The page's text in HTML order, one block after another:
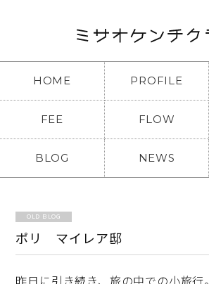
HOME PROFILE
FEE FLOW
BLOG NEWS
OLD BLOG
ポリ マイレア邸
昨日に引き続き、旅の中での小旅行。